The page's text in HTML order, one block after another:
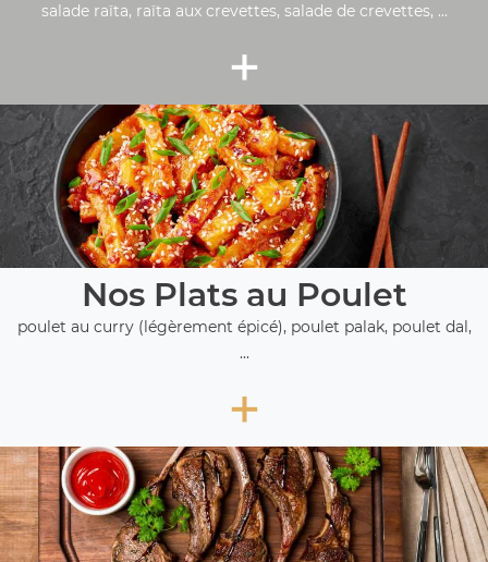
salade raïta, raïta aux crevettes, salade de crevettes, ...
+
Nos Plats au Poulet
poulet au curry (légèrement épicé), poulet palak, poulet dal,
...
+